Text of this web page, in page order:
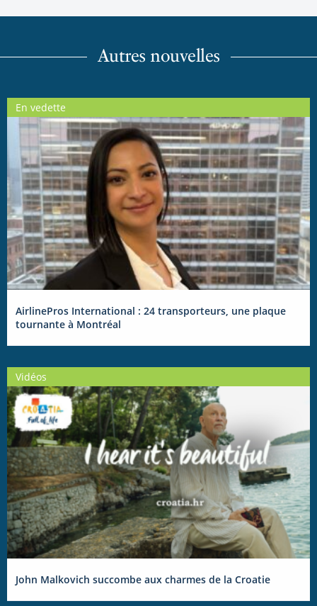
Autres nouvelles
En vedette
AirlinePros International : 24 transporteurs, une plaque
tournante à Montréal
Vidéos
John Malkovich succombe aux charmes de la Croatie